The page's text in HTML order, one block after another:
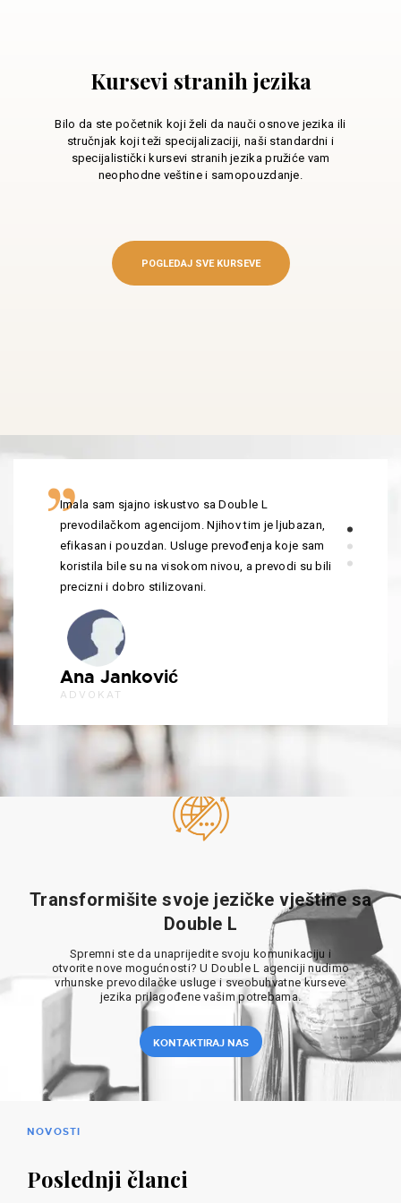
Kursevi stranih jezika
Bilo da ste početnik koji želi da nauči osnove jezika ili
stručnjak koji teži specijalizaciji, naši standardni i
specijalistički kursevi stranih jezika pružiće vam
neophodne veštine i samopouzdanje.
POGLEDAJ SVE KURSEVE
Imala sam sjajno iskustvo sa Double L
prevodilačkom agencijom. Njihov tim je ljubazan,
efikasan i pouzdan. Usluge prevođenja koje sam
koristila bile su na visokom nivou, a prevodi su bili
precizni i dobro stilizovani.
Ana Janković
ADVOKAT
Transformišite svoje jezičke vještine sa
Double L
Spremni ste da unaprijedite svoju komunikaciju i
otvorite nove mogućnosti? U Double L agenciji nudimo
vrhunske prevodilačke usluge i sveobuhvatne kurseve
jezika prilagođene vašim potrebama.
KONTAKTIRAJ NAS
NOVOSTI
Poslednji članci